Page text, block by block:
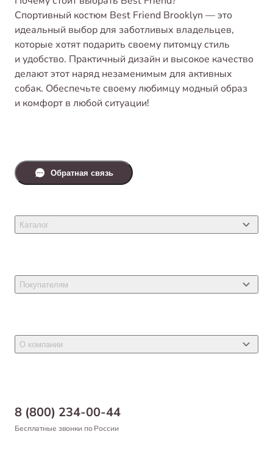
Спортивный костюм Best Friend Brooklyn — это
идеальный выбор для заботливых владельцев,
которые хотят подарить своему питомцу стиль
и удобство. Практичный дизайн и высокое качество
делают этот наряд незаменимым для активных
собак. Обеспечьте своему любимцу модный образ
и комфорт в любой ситуации!
8 (800) 234-00-44
Бесплатные звонки по России
Каталог
Товары для собак
Товары для птиц
Покупателям
Новости
Самовывоз
Оформление заказа
О компании
Благотворительный фонд
Обратная связь